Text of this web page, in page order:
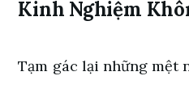
Kinh Nghiệm
Tạm gác lại những mệt